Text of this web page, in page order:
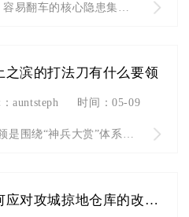
之滨的打法刀有什么要领
auntsteph 时间：05-09
如何应对攻城掠地仓库的改进之路